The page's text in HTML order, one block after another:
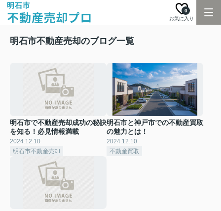
お気に入り
0
明石市不動産売却のブログ一覧
明石市で不動産売却成功の秘訣
を知る！必見情報満載
2024.12.10
明石市不動産売却
明石市と神戸市での不動産買取
の魅力とは！
2024.12.10
不動産買取